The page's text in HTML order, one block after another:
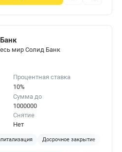
мир Солид Банк
Процентная ставка
10%
Сумма до
1000000
Снятие
Нет
Досрочное закрытие